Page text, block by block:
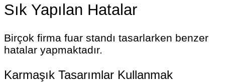
Sık Yapılan Hatalar
Birçok firma fuar standı tasarlarken benzer
hatalar yapmaktadır.
Karmaşık Tasarımlar Kullanmak